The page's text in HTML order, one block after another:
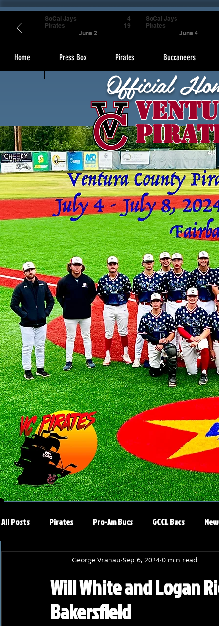
Home Press Box Pirates Buccaneers
Official
SoCal Jays
Pirates
June 2
4
19
SoCal Jays
Pirates
June 4
All Posts Pirates Pro-Am Bucs GCCL Bucs
Will White and Logan
Bakersfield
George Vranau Sep 6, 2024 0 min read